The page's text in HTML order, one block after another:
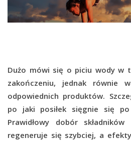
Dużo mówi się o piciu wody w
zakończeniu, jednak równie
odpowiednich produktów.
po jaki posiłek sięgnie się po
Prawidłowy dobór
regeneruje się szybciej, a